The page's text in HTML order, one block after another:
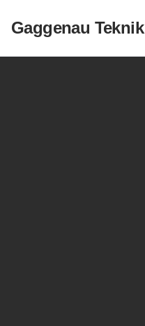
Gaggenau